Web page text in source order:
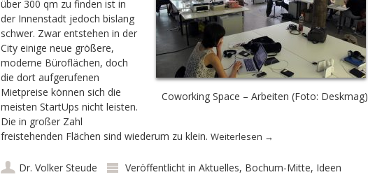
Coworking Space – Arbeiten (Foto: Deskmag)
über 300 qm zu finden ist in
der Innenstadt jedoch bislang
schwer. Zwar entstehen in der
City einige neue größere,
moderne Büroflächen, doch
die dort aufgerufenen
Mietpreise können sich die
meisten StartUps nicht leisten.
Die in großer Zahl
freistehenden Flächen sind wiederum zu klein. Weiterlesen →
Dr. Volker Steude Veröffentlicht in Aktuelles, Bochum-Mitte, Ideen